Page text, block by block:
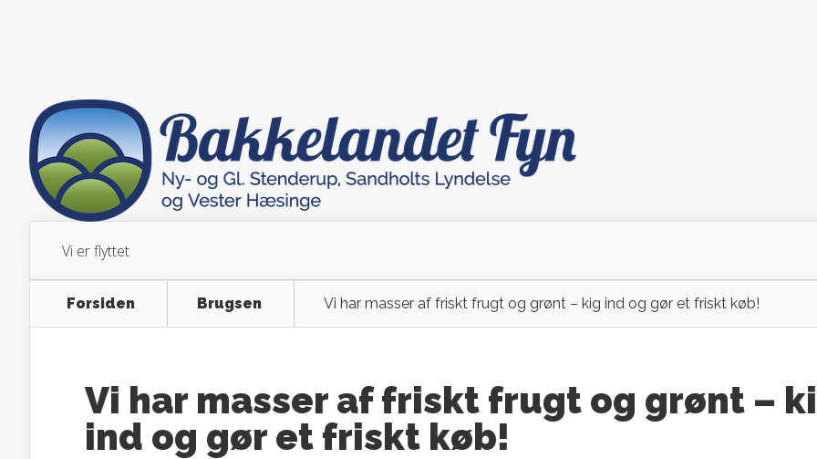
Vi er flyttet
Forsiden Brugsen Vi har masser af friskt frugt og grønt – kig ind og gør et friskt køb!
Vi har masser af friskt frugt og grønt –
ind og gør et friskt køb!